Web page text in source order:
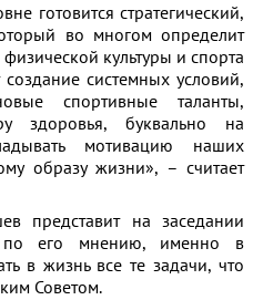
стратегический,
во многом определит
культуры и спорта
системных условий,
спортивные таланты,
здоровья, буквально на
мотивацию наших
образу жизни», – считает
на заседании
по его мнению, именно в
в жизнь все те задачи, что
Советом.